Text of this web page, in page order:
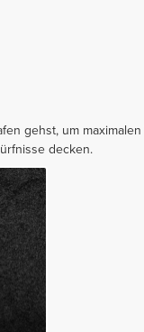
gehst, um
decken.